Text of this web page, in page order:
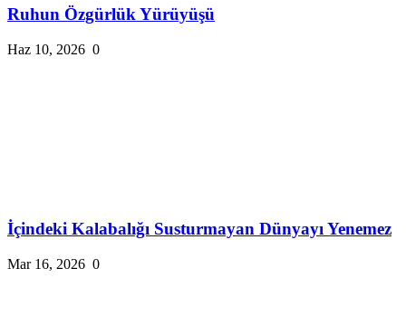
Ruhun Özgürlük Yürüyüşü
Haz 10, 2026 0
İçindeki Kalabalığı Susturmayan Dünyayı Yenemez
Mar 16, 2026 0